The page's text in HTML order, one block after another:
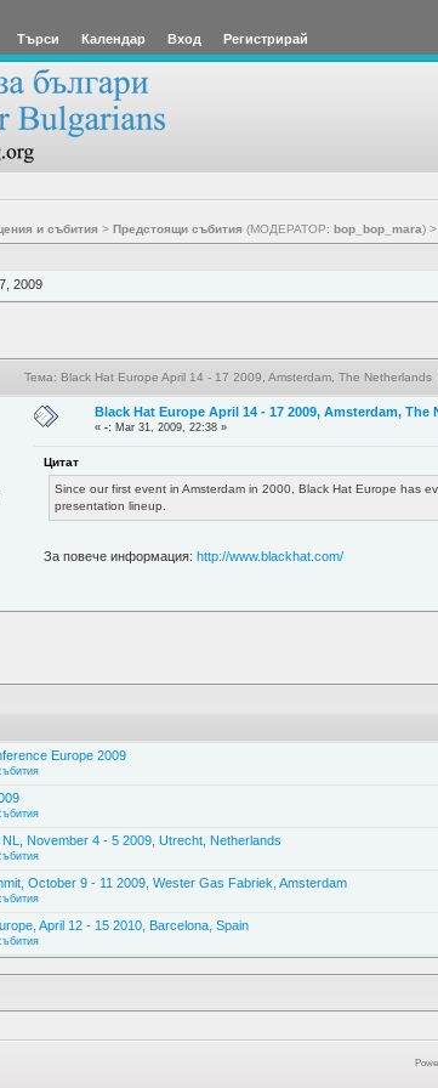
Търси Календар Вход Регистрирай
и събития > Предстоящи събития (МОДЕРАТОР: bop_bop_mara) >
2009
Тема: Black Hat Europe April 14 - 17 2009, Amsterdam, The
Black Hat Europe April 14 - 17 2009, Amsterdam, The
«-: Mar 31, 2009, 22:38 »
Цитат
Since our first event in Amsterdam in 2000, Black Hat Europe has
presentation lineup.
За повече информация: http://www.blackhat.com/
Europe 2009
NL, November 4 - 5 2009, Utrecht, Netherlands
October 9 - 11 2009, Wester Gas Fabriek, Amsterdam
April 12 - 15 2010, Barcelona, Spain